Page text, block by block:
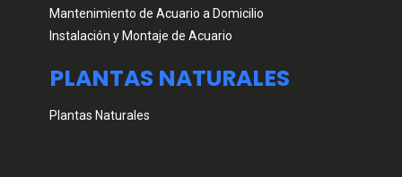
Mantenimiento de Acuario a Domicilio
Instalación y Montaje de Acuario
PLANTAS NATURALES
Plantas Naturales